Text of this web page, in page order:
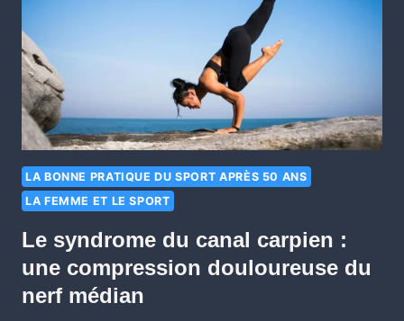
LA BONNE PRATIQUE DU SPORT APRÈS 50 ANS
LA FEMME ET LE SPORT
Le syndrome du canal carpien :
une compression douloureuse du
nerf médian